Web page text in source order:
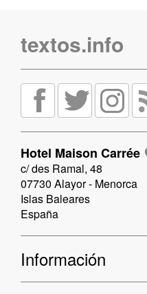
textos.info
Hotel Maison Carrée
c/ des Ramal, 48
07730 Alayor - Menorca
Islas Baleares
España
Información